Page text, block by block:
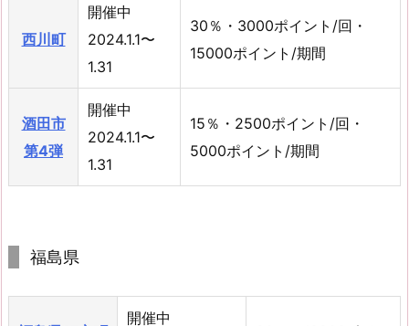
西川町
開催中
2024.1.1〜
1.31
30％・3000ポイント/回・
15000ポイント/期間
酒田市
第4弾
開催中
2024.1.1〜
1.31
15％・2500ポイント/回・
5000ポイント/期間
福島県
開催中